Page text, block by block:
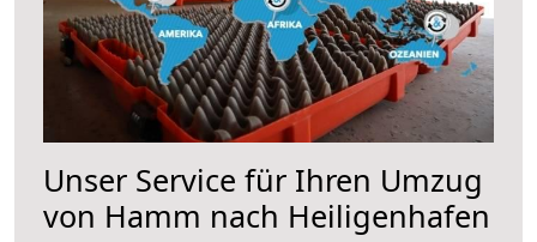
Unser Service für Ihren Umzug
von Hamm nach Heiligenhafen